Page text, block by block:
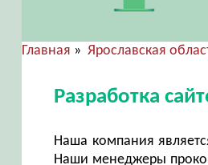
Главная » Ярославская
Разработка
Наша компания
Наши менеджеры